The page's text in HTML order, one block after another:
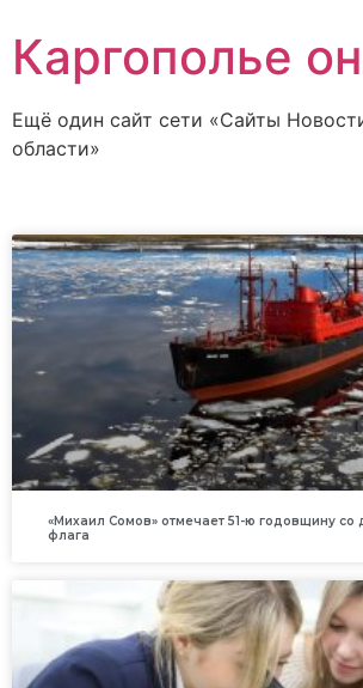
Каргополье
Ещё один сайт сети «Сайты
области»
«Михаил Сомов» отмечает 51-ю годовщину со
флага